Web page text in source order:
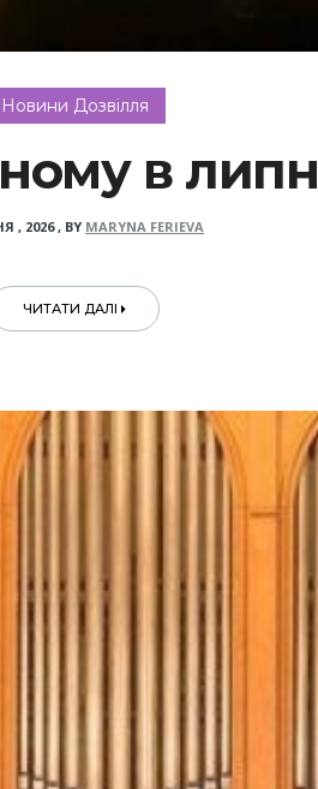
Новини Дозвілля
в
, 2026, BY MARYNA FERIEVA
ЧИТАТИ ДАЛІ